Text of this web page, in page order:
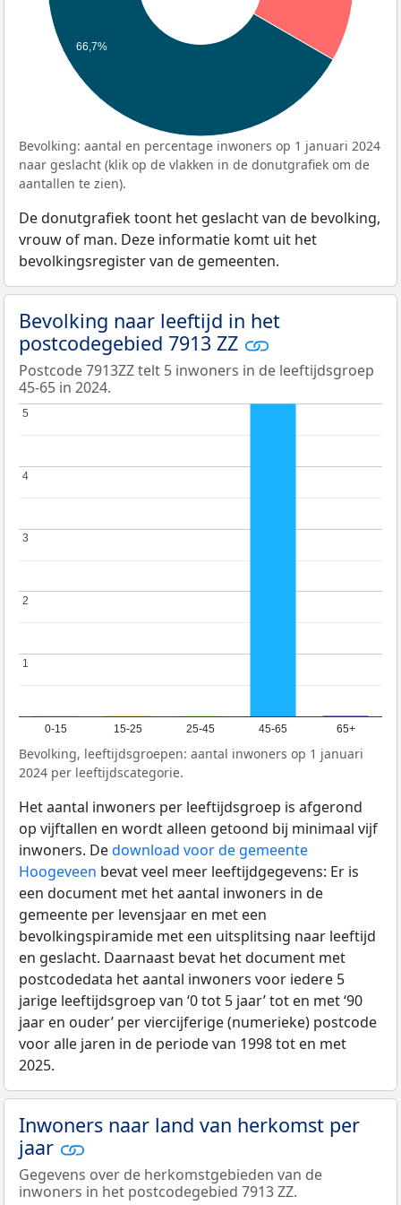
66,7%
Bevolking: aantal en percentage inwoners op 1 januari 2024
naar geslacht (klik op de vlakken in de donutgrafiek om de
aantallen te zien).
De donutgrafiek toont het geslacht van de bevolking,
vrouw of man. Deze informatie komt uit het
bevolkingsregister van de gemeenten.
Bevolking naar leeftijd in het
postcodegebied 7913 ZZ
Postcode 7913ZZ telt 5 inwoners in de leeftijdsgroep
45-65 in 2024.
0-15 15-25 25-45 45-65 65+
1
1
2
2
3
3
4
4
5
5
Bevolking, leeftijdsgroepen: aantal inwoners op 1 januari
2024 per leeftijdscategorie.
Het aantal inwoners per leeftijdsgroep is afgerond
op vijftallen en wordt alleen getoond bij minimaal vijf
inwoners. Dedownload voor de gemeente
Hoogeveen bevat veel meer leeftijdgegevens: Er is
een document met het aantal inwoners in de
gemeente per levensjaar en met een
bevolkingspiramide met een uitsplitsing naar leeftijd
en geslacht. Daarnaast bevat het document met
postcodedata het aantal inwoners voor iedere 5
jarige leeftijdsgroep van ‘0 tot 5 jaar’ tot en met ‘90
jaar en ouder’ per viercijferige (numerieke) postcode
voor alle jaren in de periode van 1998 tot en met
2025.
Inwoners naar land van herkomst per
jaar
Gegevens over de herkomstgebieden van de
inwoners in het postcodegebied 7913 ZZ.